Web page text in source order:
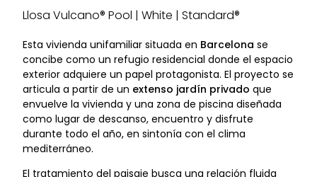
Llosa Vulcano® Pool | White | Standard®
Esta vivienda unifamiliar situada en Barcelona se
concibe como un refugio residencial donde el espacio
exterior adquiere un papel protagonista. El proyecto se
articula a partir de un extenso jardín privado que
envuelve la vivienda y una zona de piscina diseñada
como lugar de descanso, encuentro y disfrute
durante todo el año, en sintonía con el clima
mediterráneo.
El tratamiento del paisaje busca una relación fluida